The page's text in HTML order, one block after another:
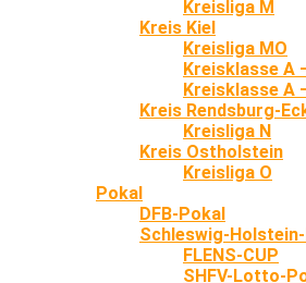
Kreisliga M
Kreis Kiel
Kreisliga MO
Kreisklasse A
Kreisklasse A
Kreis Rendsburg-
Kreisliga N
Kreis Ostholstein
Kreisliga O
Pokal
DFB-Pokal
Schleswig-
FLENS-CUP
SHFV-Lotto-